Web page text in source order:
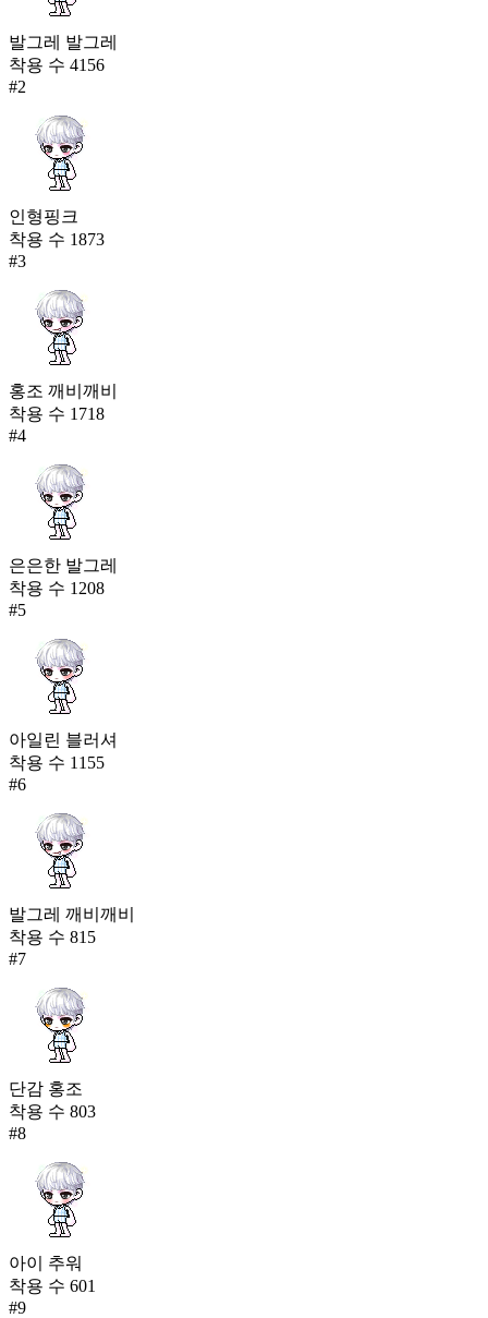
발그레 발그레
착용 수 4156
#2
인형핑크
착용 수 1873
#3
홍조 깨비깨비
착용 수 1718
#4
은은한 발그레
착용 수 1208
#5
아일린 블러셔
착용 수 1155
#6
발그레 깨비깨비
착용 수 815
#7
단감 홍조
착용 수 803
#8
아이 추워
착용 수 601
#9